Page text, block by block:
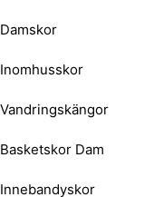
Damskor
Inomhusskor
Vandringskängor
Basketskor Dam
Innebandyskor